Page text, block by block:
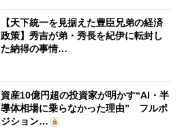
【天下統一を見据えた豊臣兄弟の経済
政策】秀吉が弟・秀長を紀伊に転封し
た納得の事情…
資産10億円超の投資家が明かす“AI・半
導体相場に乗らなかった理由” フルポ
ジション…